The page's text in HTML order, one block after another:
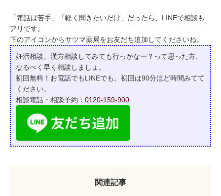
「電話は苦手」「軽く聞きたいだけ」だったら、LINEで相談も
アリです。
下のアイコンからサツマ薬局をお友だち追加してくださいね。
妊活相談、漢方相談してみても行っかなー？って思った方、
なるべく早く相談しましょ。
初回無料！お電話でもLINEでも。初回は90分ほど時間みてて
ください。
相談電話・相談予約： 0120-159-900
関連記事